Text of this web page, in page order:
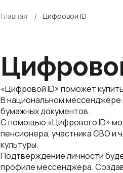
Главная Цифровой ID
«Цифровой ID» поможет
В национальном мессенджере
бумажных документов.
С помощью «Цифрового ID»
пенсионера, участника СВО и
культуры.
Подтверждение личности
профиле мессенджера.